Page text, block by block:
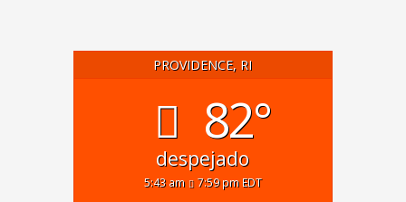
PROVIDENCE, RI
82°
despejado
5:43 am 7:59 pm EDT